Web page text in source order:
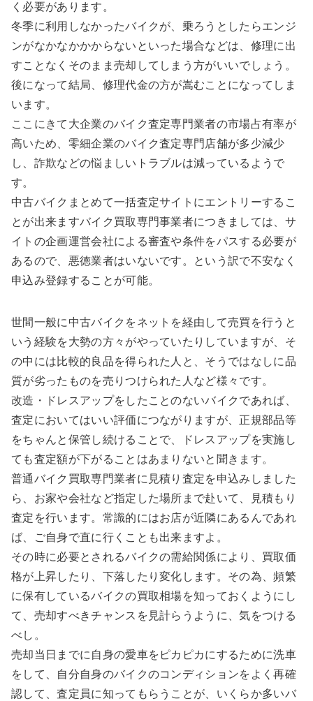
く必要があります。
冬季に利用しなかったバイクが、乗ろうとしたらエンジ
ンがなかなかかからないといった場合などは、修理に出
すことなくそのまま売却してしまう方がいいでしょう。
後になって結局、修理代金の方が嵩むことになってしま
います。
ここにきて大企業のバイク査定専門業者の市場占有率が
高いため、零細企業のバイク査定専門店舗が多少減少
し、詐欺などの悩ましいトラブルは減っているようで
す。
中古バイクまとめて一括査定サイトにエントリーするこ
とが出来ますバイク買取専門事業者につきましては、サ
イトの企画運営会社による審査や条件をパスする必要が
あるので、悪徳業者はいないです。という訳で不安なく
申込み登録することが可能。
世間一般に中古バイクをネットを経由して売買を行うと
いう経験を大勢の方々がやっていたりしていますが、そ
の中には比較的良品を得られた人と、そうではなしに品
質が劣ったものを売りつけられた人など様々です。
改造・ドレスアップをしたことのないバイクであれば、
査定においてはいい評価につながりますが、正規部品等
をちゃんと保管し続けることで、ドレスアップを実施し
ても査定額が下がることはあまりないと聞きます。
普通バイク買取専門業者に見積り査定を申込みしました
ら、お家や会社など指定した場所まで赴いて、見積もり
査定を行います。常識的にはお店が近隣にあるんであれ
ば、ご自身で直に行くことも出来ますよ。
その時に必要とされるバイクの需給関係により、買取価
格が上昇したり、下落したり変化します。その為、頻繁
に保有しているバイクの買取相場を知っておくようにし
て、売却すべきチャンスを見計らうように、気をつける
べし。
売却当日までに自身の愛車をピカピカにするために洗車
をして、自分自身のバイクのコンディションをよく再確
認して、査定員に知ってもらうことが、いくらか多いバ